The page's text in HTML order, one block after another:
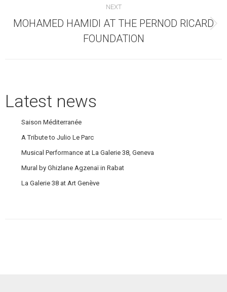
NEXT
Next
post:
MOHAMED HAMIDI AT THE PERNOD RICARD
FOUNDATION
Latest news
Saison Méditerranée
A Tribute to Julio Le Parc
Musical Performance at La Galerie 38, Geneva
Mural by Ghizlane Agzenaï in Rabat
La Galerie 38 at Art Genève